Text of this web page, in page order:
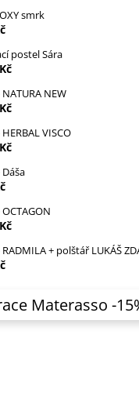
smrk
postel Sára
NEW
VISCO
+ polštář LUKÁŠ
Materasso -